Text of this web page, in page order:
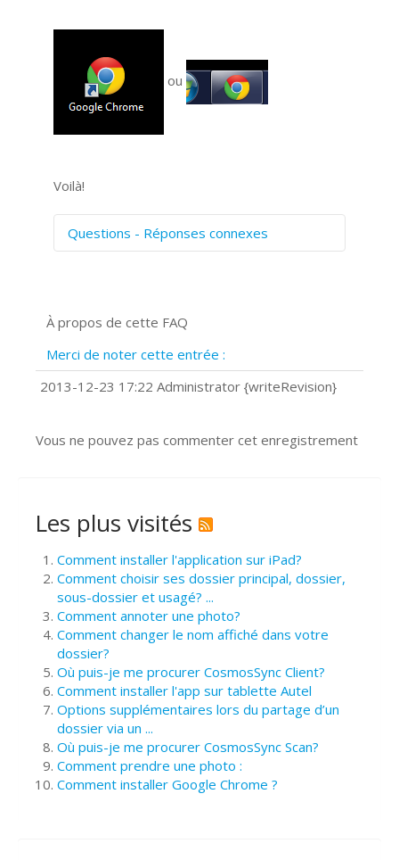
ou
Voilà!
Questions - Réponses connexes
Prise de vue 360°
?
Comment accéder à votre compte
À propos de cette FAQ
Merci de noter cette entrée :
2013-12-23 17:22 Administrator {writeRevision}
Vous ne pouvez pas commenter cet enregistrement
Les plus visités
Comment installer l'application sur iPad?
Comment choisir ses dossier principal, dossier,
sous-dossier et usagé? ...
Comment annoter une photo?
Comment changer le nom affiché dans votre
dossier?
Où puis-je me procurer CosmosSync Client?
Comment installer l'app sur tablette Autel
Options supplémentaires lors du partage d’un
dossier via un ...
Où puis-je me procurer CosmosSync Scan?
Comment prendre une photo :
Comment installer Google Chrome ?